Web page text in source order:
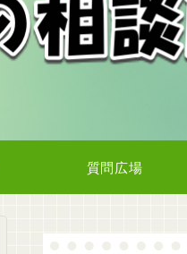
質問広場